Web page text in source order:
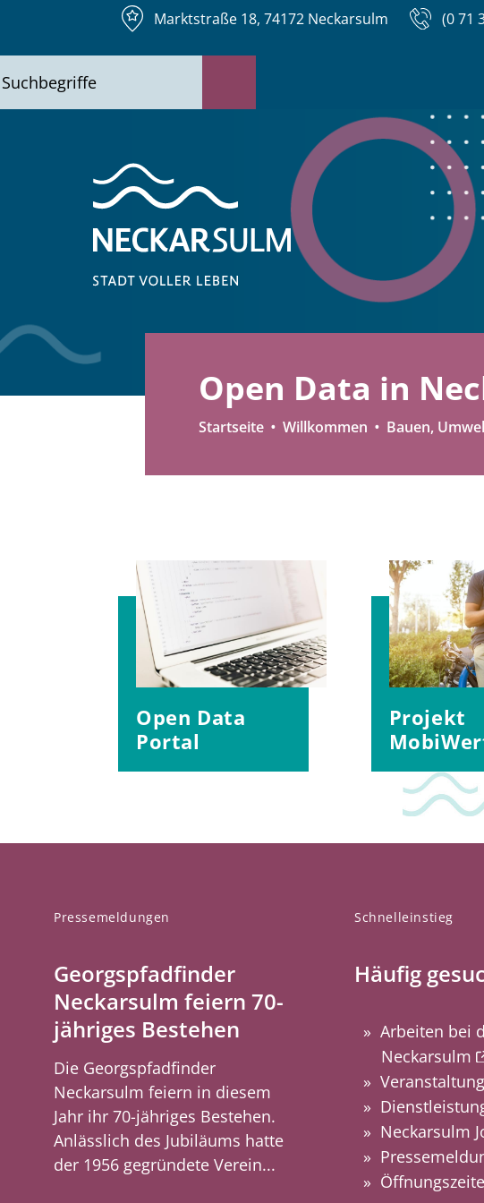
Marktstraße 18, 74172 Neckarsulm (0 71
Open Data in
Startseite Willkommen Bauen,
Open Data
Portal
Projekt
Pressemeldungen
Georgspfadfinder
Neckarsulm feiern 70-
jähriges Bestehen
Die Georgspfadfinder
Neckarsulm feiern in diesem
Jahr ihr 70-jähriges Bestehen.
Anlässlich des Jubiläums hatte
der 1956 gegründete Verein...
Schnelleinstieg
Häufig
Arbeiten bei
Neckarsulm
Neckarsulm